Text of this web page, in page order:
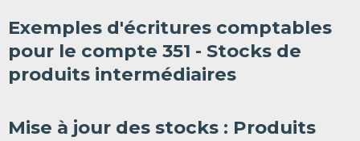
Exemples d'écritures comptables
pour le compte 351 - Stocks de
produits intermédiaires
Mise à jour des stocks : Produits